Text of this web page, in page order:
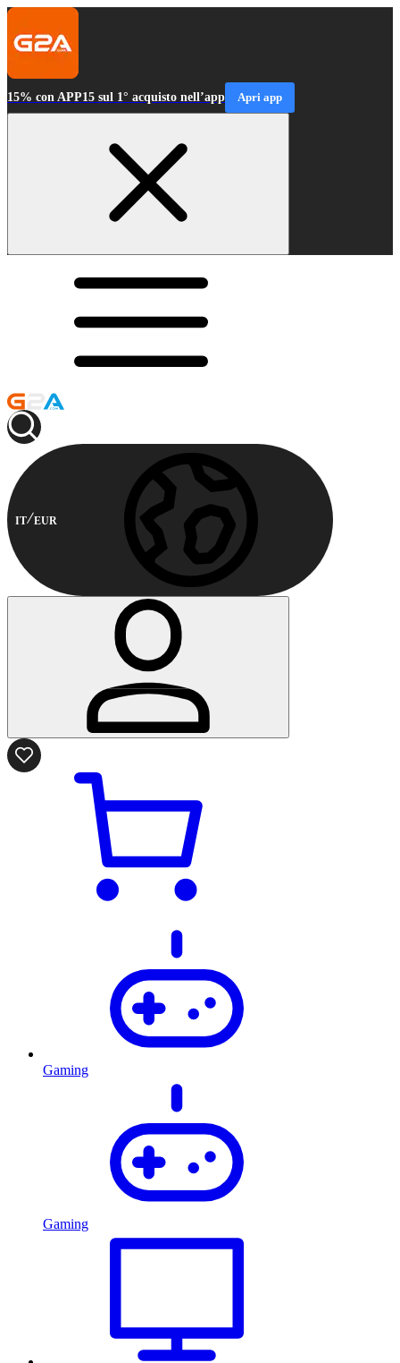
15% con APP15 sul 1° acquisto nell’app Apri app
IT EUR
Gaming
Gaming